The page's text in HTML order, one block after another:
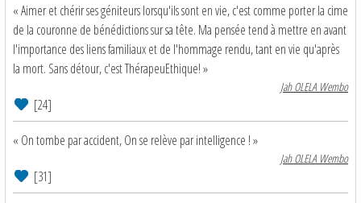
« Aimer et chérir ses géniteurs lorsqu'ils sont en vie, c'est comme porter la cime
de la couronne de bénédictions sur sa tête. Ma pensée tend à mettre en avant
l'importance des liens familiaux et de l'hommage rendu, tant en vie qu'après
la mort. Sans détour, c'est ThérapeuEthique! »
Jah OLELA Wembo
[24]
« On tombe par accident, On se relève par intelligence ! »
Jah OLELA Wembo
[31]